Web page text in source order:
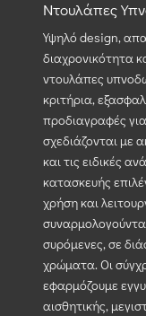
Ντουλάπες
Υψηλό design,
διαχρονικότητα
ντουλάπες
κριτήρια,
προδιαγραφές
σχεδιάζονται με
και τις ειδικές
κατασκευής
χρήση και
συρόμενες, σε
χρώματα. Οι
εφαρμόζουμε
αισθητικής,